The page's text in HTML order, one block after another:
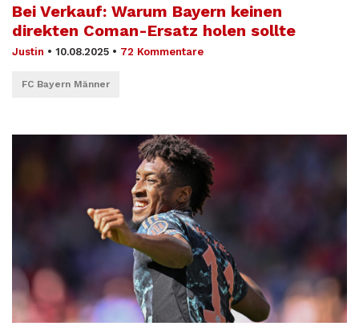
Bei Verkauf: Warum Bayern keinen
direkten Coman-Ersatz holen sollte
Justin • 10.08.2025 • 72 Kommentare
FC Bayern Männer